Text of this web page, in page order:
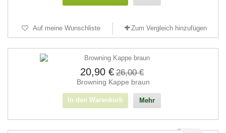
Auf meine Wunschliste Zum Vergleich hinzufügen
20,90 € 26,00 €
Browning Kappe braun
In den Warenkorb Mehr